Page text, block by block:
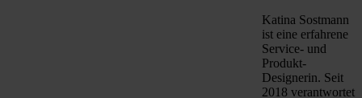
Katina Sostmann
ist eine erfahrene
Service- und
Produkt-
Designerin. Seit
2018 verantwortet